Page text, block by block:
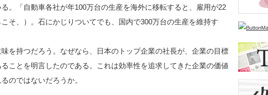
。「自動車各社が年100万台の生産を海外に移転すると、雇用が22
そ、）。石にかじりついてでも、国内で300万台の生産を維持す
を持つだろう。なぜなら、日本のトップ企業の社長が、企業の目標
ことを明言したのである。これは効率性を追求してきた企業の価値
のではないだろうか。